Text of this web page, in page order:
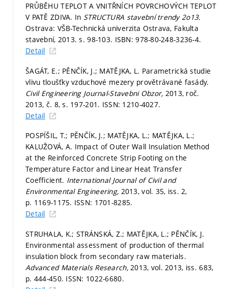
PRŮBĚHU TEPLOT A VNITŘNÍCH POVRCHOVÝCH TEPLOT
V PATĚ ZDIVA. In STRUCTURA stavební trendy 2o13.
Ostrava: VŠB-Technická univerzita Ostrava, Fakulta
stavební, 2013.s. 98-103. ISBN: 978-80-248-3236-4.
Detail
ŠAGÁT, E.; PĚNČÍK, J.; MATĚJKA, L. Parametrická studie
vlivu tloušťky vzduchové mezery provětrávané fasády.
Civil Engineering Journal-Stavebni Obzor, 2013, roč.
2013, č. 8,s. 197-201. ISSN: 1210-4027.
Detail
POSPÍŠIL, T.; PĚNČÍK, J.; MATĚJKA, L.; MATĚJKA, L.;
KALUŽOVÁ, A. Impact of Outer Wall Insulation Method
at the Reinforced Concrete Strip Footing on the
Temperature Factor and Linear Heat Transfer
Coefficient. International Journal of Civil and
Environmental Engineering, 2013, vol. 35, iss. 2,
p. 1169-1175. ISSN: 1701-8285.
Detail
STRUHALA, K.; STRÁNSKÁ, Z.; MATĚJKA, L.; PĚNČÍK, J.
Environmental assessment of production of thermal
insulation block from secondary raw materials.
Advanced Materials Research, 2013, vol. 2013, iss. 683,
p. 444-450. ISSN: 1022-6680.